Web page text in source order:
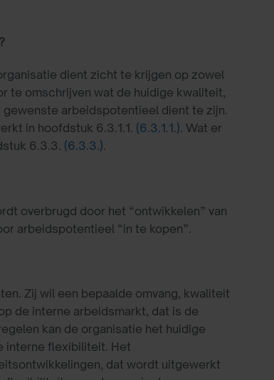
dient zicht te krijgen op zowel
te omschrijven wat de huidige kwaliteit,
arbeidspotentieel dient te zijn.
in hoofdstuk 6.3.1.1. (6.3.1.1.). Wat er
6.3.3. (6.3.3.).
overbrugd door het “ontwikkelen” van
arbeidspotentieel “in te kopen”.
Zij wil een bepaalde omvang, kwaliteit
de interne arbeidsmarkt, dat is de
kan de organisatie het huidige
interne flexibiliteit. Het
dat wordt uitgewerkt